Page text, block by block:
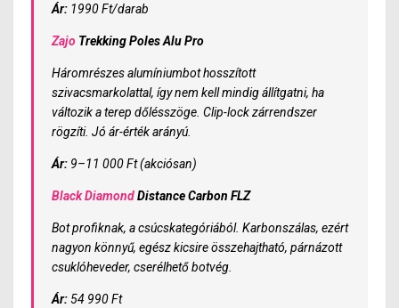
Ár: 1990 Ft/darab
Zajo Trekking Poles Alu Pro
Háromrészes alumíniumbot hosszított
szivacsmarkolattal, így nem kell mindig állítgatni, ha
változik a terep dőlésszöge. Clip-lock zárrendszer
rögzíti. Jó ár-érték arányú.
Ár: 9–11 000 Ft (akciósan)
Black DiamondDistance Carbon FLZ
Bot profiknak, a csúcskategóriából. Karbonszálas, ezért
nagyon könnyű, egész kicsire összehajtható, párnázott
csuklóheveder, cserélhető botvég.
Ár:54 990 Ft